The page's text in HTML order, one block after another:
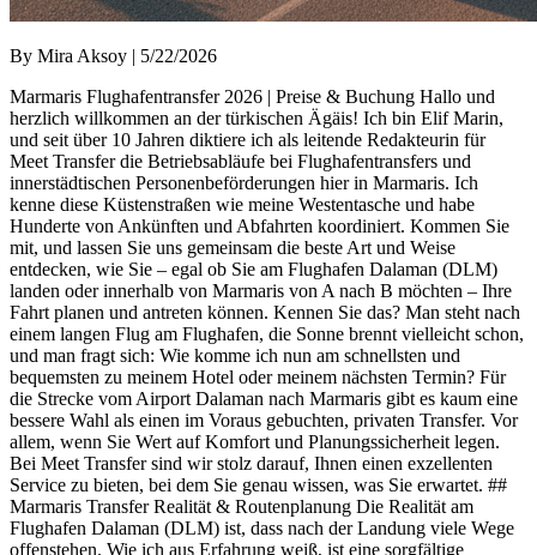
By Mira Aksoy | 5/22/2026
Marmaris Flughafentransfer 2026 | Preise & Buchung Hallo und
herzlich willkommen an der türkischen Ägäis! Ich bin Elif Marin,
und seit über 10 Jahren diktiere ich als leitende Redakteurin für
Meet Transfer die Betriebsabläufe bei Flughafentransfers und
innerstädtischen Personenbeförderungen hier in Marmaris. Ich
kenne diese Küstenstraßen wie meine Westentasche und habe
Hunderte von Ankünften und Abfahrten koordiniert. Kommen Sie
mit, und lassen Sie uns gemeinsam die beste Art und Weise
entdecken, wie Sie – egal ob Sie am Flughafen Dalaman (DLM)
landen oder innerhalb von Marmaris von A nach B möchten – Ihre
Fahrt planen und antreten können. Kennen Sie das? Man steht nach
einem langen Flug am Flughafen, die Sonne brennt vielleicht schon,
und man fragt sich: Wie komme ich nun am schnellsten und
bequemsten zu meinem Hotel oder meinem nächsten Termin? Für
die Strecke vom Airport Dalaman nach Marmaris gibt es kaum eine
bessere Wahl als einen im Voraus gebuchten, privaten Transfer. Vor
allem, wenn Sie Wert auf Komfort und Planungssicherheit legen.
Bei Meet Transfer sind wir stolz darauf, Ihnen einen exzellenten
Service zu bieten, bei dem Sie genau wissen, was Sie erwartet. ##
Marmaris Transfer Realität & Routenplanung Die Realität am
Flughafen Dalaman (DLM) ist, dass nach der Landung viele Wege
offenstehen. Wie ich aus Erfahrung weiß, ist eine sorgfältige